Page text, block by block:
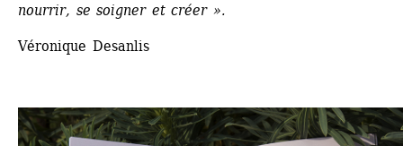
nourrir, se soigner et créer ».
Véronique Desanlis